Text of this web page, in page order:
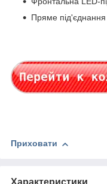
Пряме під'єднання
Приховати